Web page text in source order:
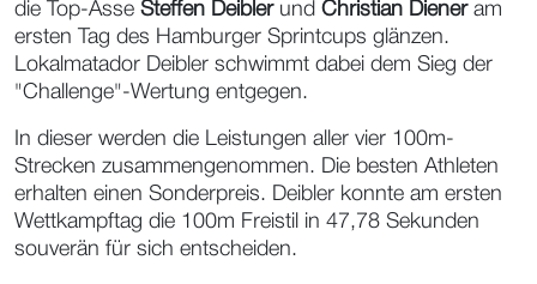
die Top-Asse Steffen Deiblerund Christian Dieneram
ersten Tag des Hamburger Sprintcups glänzen.
Lokalmatador Deibler schwimmt dabei dem Sieg der
"Challenge"-Wertung entgegen.
In dieser werden die Leistungen aller vier 100m-
Strecken zusammengenommen. Die besten Athleten
erhalten einen Sonderpreis. Deibler konnte am ersten
Wettkampftag die 100m Freistil in 47,78 Sekunden
souverän für sich entscheiden.